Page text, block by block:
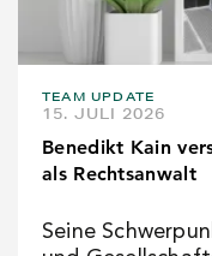
TEAM UPDATE
15. JULI 2026
Benedikt Kain
als Rechtsanwalt
Seine